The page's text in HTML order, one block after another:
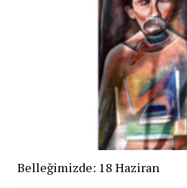
Belleğimizde: 18 Haziran